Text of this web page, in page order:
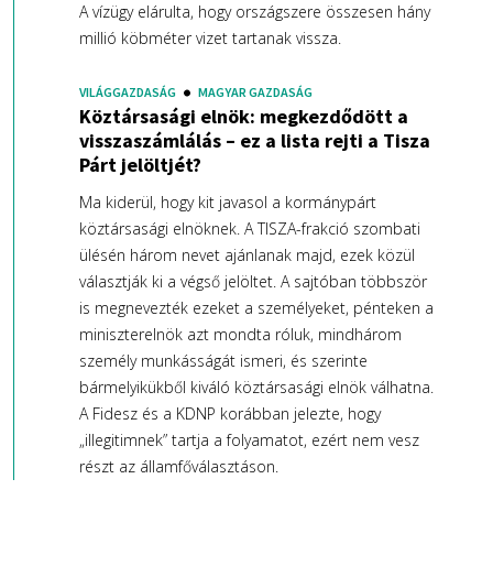
A vízügy elárulta, hogy országszere összesen hány
millió köbméter vizet tartanak vissza.
VILÁGGAZDASÁG MAGYAR GAZDASÁG
Köztársasági elnök: megkezdődött a
visszaszámlálás – ez a lista rejti a Tisza
Párt jelöltjét?
Ma kiderül, hogy kit javasol a kormánypárt
köztársasági elnöknek. A TISZA-frakció szombati
ülésén három nevet ajánlanak majd, ezek közül
választják ki a végső jelöltet. A sajtóban többször
is megnevezték ezeket a személyeket, pénteken a
miniszterelnök azt mondta róluk, mindhárom
személy munkásságát ismeri, és szerinte
bármelyikükből kiváló köztársasági elnök válhatna.
A Fidesz és a KDNP korábban jelezte, hogy
„illegitimnek” tartja a folyamatot, ezért nem vesz
részt az államfőválasztáson.